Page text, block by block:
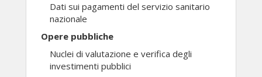
Dati sui pagamenti del servizio sanitario
nazionale
Opere pubbliche
Nuclei di valutazione e verifica degli
investimenti pubblici